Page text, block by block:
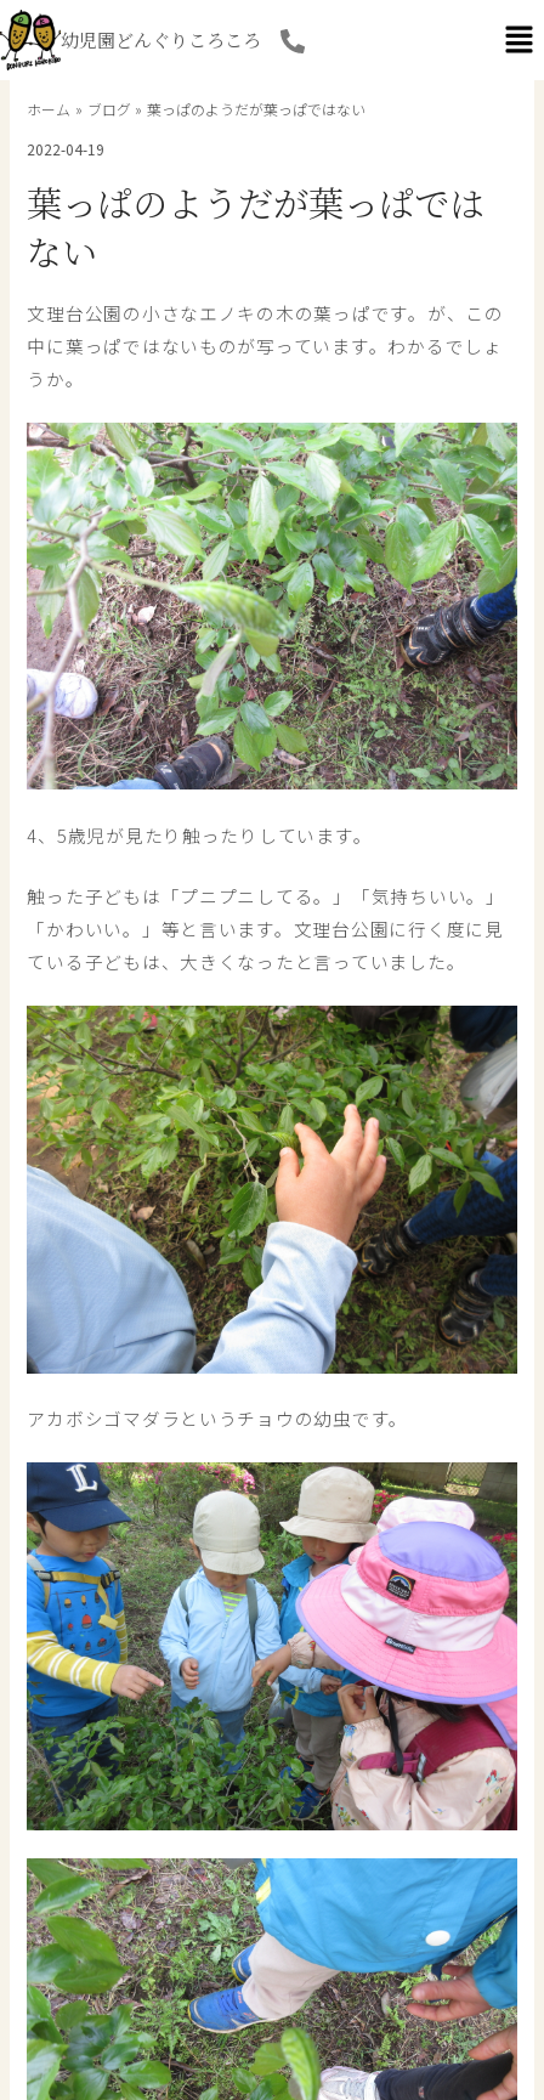
内
容
を
幼児園どんぐりころころ
ホーム ブログ
葉っぱのようだが葉っぱではない
2022-04-19
葉っぱのようだが葉っぱでは
ない
文理台公園の小さなエノキの木の葉っぱです。が、この
中に葉っぱではないものが写っています。わかるでしょ
うか。
4、5歳児が見たり触ったりしています。
触った子どもは「プニプニしてる。」「気持ちいい。」
「かわいい。」等と言います。文理台公園に行く度に見
ている子どもは、大きくなったと言っていました。
アカボシゴマダラというチョウの幼虫です。